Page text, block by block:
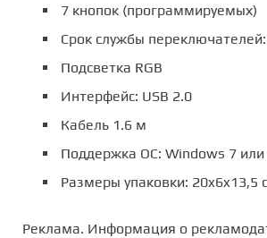
7 кнопок (программируемых)
Срок службы
Подсветка RGB
Интерфейс: USB 2.0
Кабель 1.6 м
Поддержка ОС: Windows 7 или
Размеры упаковки: 20x6x13,5
Реклама. Информация о